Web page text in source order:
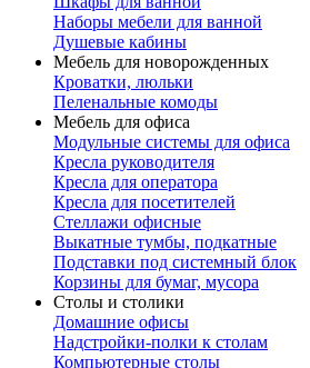
Наборы мебели для ванной
Душевые кабины
Мебель для новорожденных
Кроватки, люльки
Пеленальные комоды
Мебель для офиса
Модульные системы для офиса
Кресла руководителя
Кресла для оператора
Кресла для посетителей
Стеллажи офисные
Выкатные тумбы, подкатные
Подставки под системный блок
Корзины для бумаг, мусора
Столы и столики
Домашние офисы
Надстройки-полки к столам
Компьютерные столы